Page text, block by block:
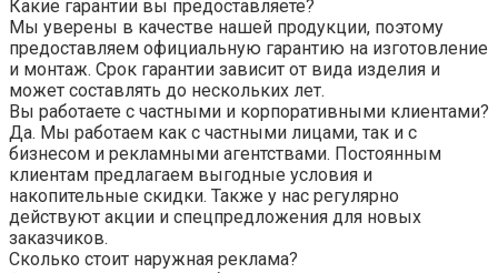
Какие гарантии вы предоставляете?
Мы уверены в качестве нашей продукции, поэтому
предоставляем официальную гарантию на изготовление
и монтаж. Срок гарантии зависит от вида изделия и
может составлять до нескольких лет.
Вы работаете с частными и корпоративными клиентами?
Да. Мы работаем как с частными лицами, так и с
бизнесом и рекламными агентствами. Постоянным
клиентам предлагаем выгодные условия и
накопительные скидки. Также у нас регулярно
действуют акции и спецпредложения для новых
заказчиков.
Сколько стоит наружная реклама?